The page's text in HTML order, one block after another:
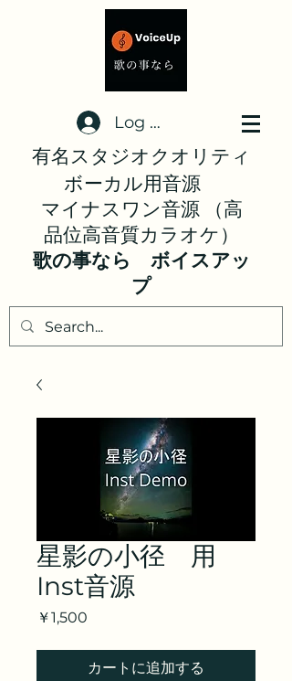
Log In
有名スタジオクオリティ
ボーカル用音源
マイナスワン音源 （高
品位高音質カラオケ）
歌の事なら ボイスアッ
プ
星影の小径 用
Inst音源
￥1,500
カートに追加する